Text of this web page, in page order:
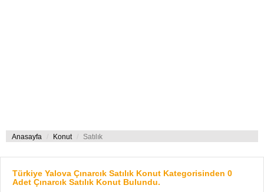
Anasayfa Konut Satılık
Türkiye Yalova Çınarcık Satılık Konut Kategorisinden 0
Adet Çınarcık Satılık Konut Bulundu.